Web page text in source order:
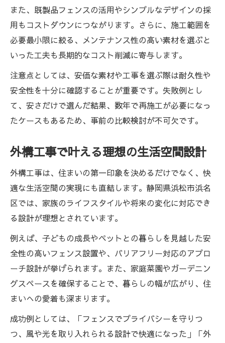
また、既製品フェンスの活用やシンプルなデザインの採
用もコストダウンにつながります。さらに、施工範囲を
必要最小限に絞る、メンテナンス性の高い素材を選ぶと
いった工夫も長期的なコスト削減に寄与します。
注意点としては、安価な素材や工事を選ぶ際は耐久性や
安全性を十分に確認することが重要です。失敗例とし
て、安さだけで選んだ結果、数年で再施工が必要になっ
たケースもあるため、事前の比較検討が不可欠です。
外構工事で叶える理想の生活空間設計
外構工事は、住まいの第一印象を決めるだけでなく、快
適な生活空間の実現にも直結します。静岡県浜松市浜名
区では、家族のライフスタイルや将来の変化に対応でき
る設計が理想とされています。
例えば、子どもの成長やペットとの暮らしを見越した安
全性の高いフェンス設置や、バリアフリー対応のアプロ
ーチ設計が挙げられます。また、家庭菜園やガーデニン
グスペースを確保することで、暮らしの幅が広がり、住
まいへの愛着も深まります。
成功例としては、「フェンスでプライバシーを守りつ
つ、風や光を取り入れられる設計で快適になった」「外